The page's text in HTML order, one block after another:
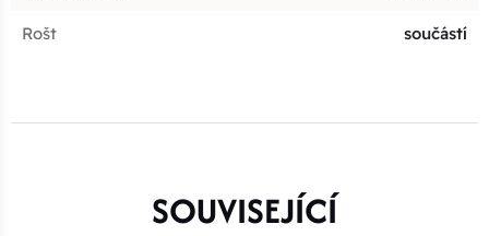
Rošt součástí
SOUVISEJÍCÍ